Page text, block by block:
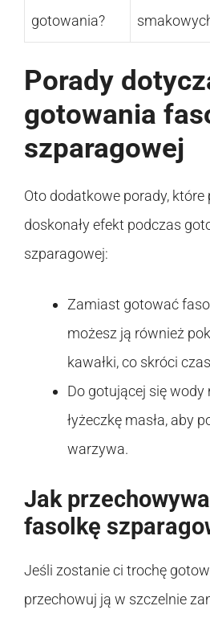
gotowania?
Porady
gotowania
szparagowej
Oto dodatkowe porady,
doskonały efekt podczas
szparagowej:
Zamiast gotować
możesz ją również
kawałki, co skróci
Do gotującej się
łyżeczkę masła, aby
warzywa.
Jak
fasolkę
Jeśli zostanie ci trochę
przechowuj ją w szczelnie